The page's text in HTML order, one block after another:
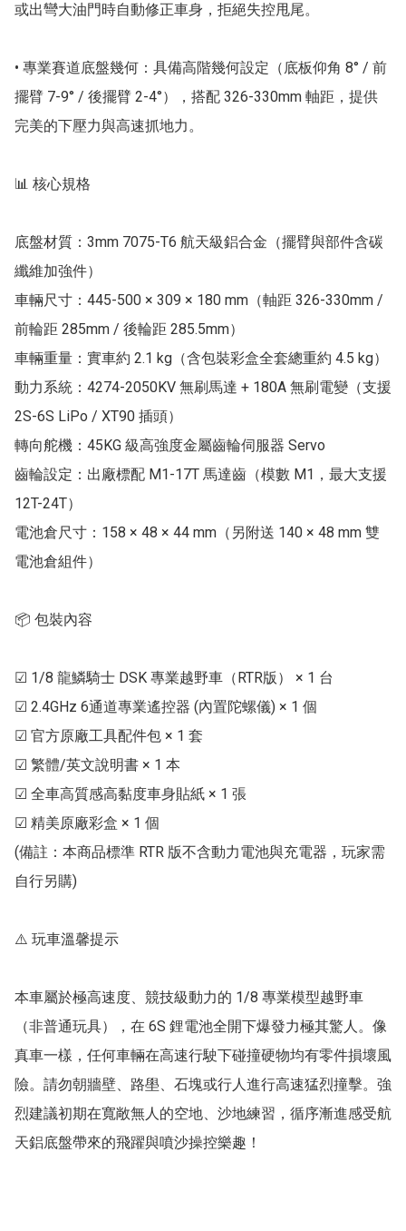
或出彎大油門時自動修正車身，拒絕失控甩尾。
• 專業賽道底盤幾何：具備高階幾何設定（底板仰角 8° / 前
擺臂 7-9° / 後擺臂 2-4°），搭配 326-330mm 軸距，提供
完美的下壓力與高速抓地力。
📊 核心規格
底盤材質：3mm 7075-T6 航天級鋁合金（擺臂與部件含碳
纖維加強件）
車輛尺寸：445-500 × 309 × 180 mm（軸距 326-330mm /
前輪距 285mm / 後輪距 285.5mm）
車輛重量：實車約 2.1 kg（含包裝彩盒全套總重約 4.5 kg）
動力系統：4274-2050KV 無刷馬達 + 180A 無刷電變（支援
2S-6S LiPo / XT90 插頭）
轉向舵機：45KG 級高強度金屬齒輪伺服器 Servo
齒輪設定：出廠標配 M1-17T 馬達齒（模數 M1，最大支援
12T-24T）
電池倉尺寸：158 × 48 × 44 mm（另附送 140 × 48 mm 雙
電池倉組件）
📦 包裝內容
☑ 1/8 龍鱗騎士 DSK 專業越野車（RTR版） × 1 台
☑ 2.4GHz 6通道專業遙控器 (內置陀螺儀) × 1 個
☑ 官方原廠工具配件包 × 1 套
☑ 繁體/英文說明書 × 1 本
☑ 全車高質感高黏度車身貼紙 × 1 張
☑ 精美原廠彩盒 × 1 個
(備註：本商品標準 RTR 版不含動力電池與充電器，玩家需
自行另購)
⚠️ 玩車溫馨提示
本車屬於極高速度、競技級動力的 1/8 專業模型越野車
（非普通玩具），在 6S 鋰電池全開下爆發力極其驚人。像
真車一樣，任何車輛在高速行駛下碰撞硬物均有零件損壞風
險。請勿朝牆壁、路壆、石塊或行人進行高速猛烈撞擊。強
烈建議初期在寬敞無人的空地、沙地練習，循序漸進感受航
天鋁底盤帶來的飛躍與噴沙操控樂趣！